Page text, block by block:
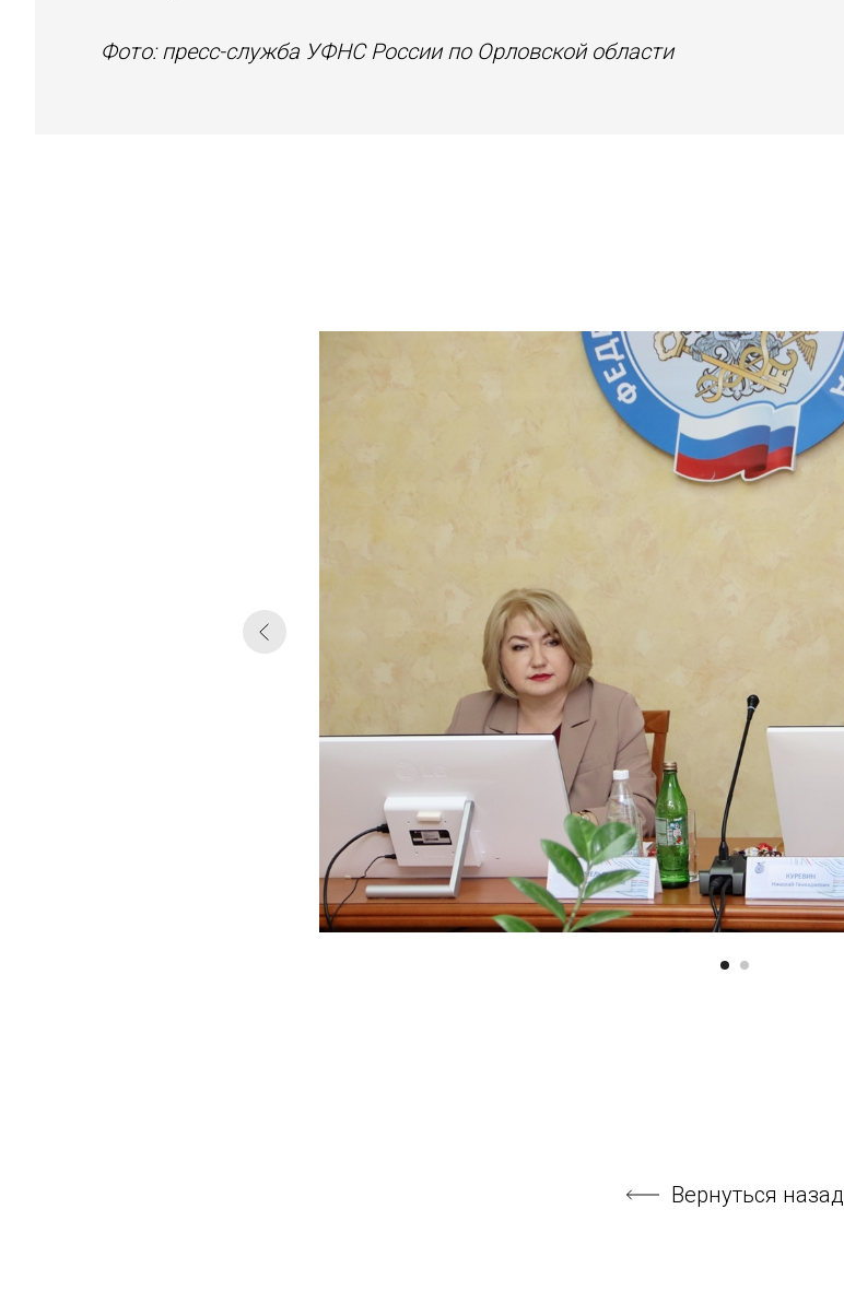
Фото: пресс-служба УФНС России по Орловской области
Вернуться назад